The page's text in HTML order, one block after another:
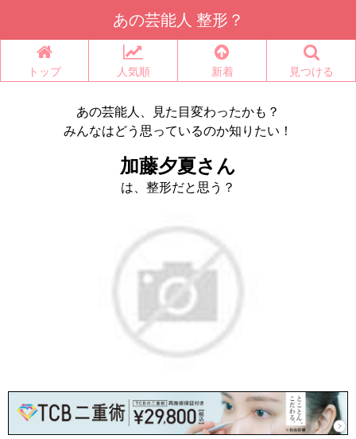
あの芸能人 整形？
トップ 人気順 新着 見つける
あの芸能人、見た目変わったかも？
みんなはどう思っているのか知りたい！
加藤夕夏さん
は、整形だと思う？